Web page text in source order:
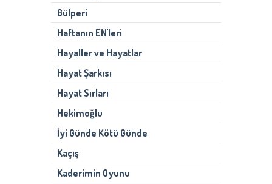
Gülperi
Haftanın EN'leri
Hayaller ve Hayatlar
Hayat Şarkısı
Hayat Sırları
Hekimoğlu
İyi Günde Kötü Günde
Kaçış
Kaderimin Oyunu